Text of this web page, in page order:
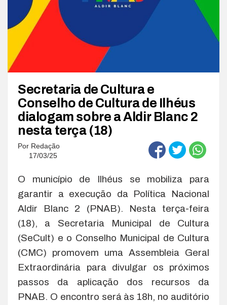
Secretaria de Cultura e
Conselho de Cultura de Ilhéus
dialogam sobre a Aldir Blanc 2
nesta terça (18)
Por Redação
17/03/25
O município de Ilhéus se mobiliza para
garantir a execução da Política Nacional
Aldir Blanc 2 (PNAB). Nesta terça-feira
(18), a Secretaria Municipal de Cultura
(SeCult) e o Conselho Municipal de Cultura
(CMC) promovem uma Assembleia Geral
Extraordinária para divulgar os próximos
passos da aplicação dos recursos da
PNAB. O encontro será às 18h, no auditório